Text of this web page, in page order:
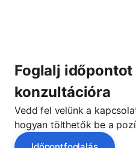
Foglalj
konzultációra
Vedd fel velünk a
hogyan tölthetők be a